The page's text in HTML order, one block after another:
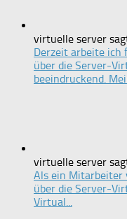
virtuelle server
Derzeit arbeite ich
über die Server-
beeindruckend.
virtuelle server
Als ein Mitarbeiter
über die Server-
Virtual...